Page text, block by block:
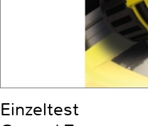
Einzeltest